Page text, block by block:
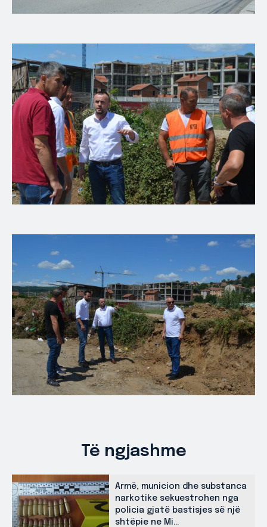
Të ngjashme
Armë, municion dhe substanca
narkotike sekuestrohen nga
policia gjatë bastisjes së një
shtëpie ne Mi...